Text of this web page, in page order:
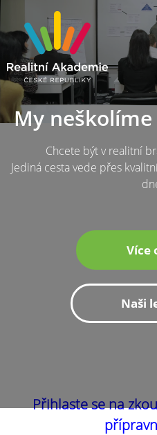
My
Chcete být v realitní
Jediná cesta vede přes
Více
Naši
Přihlaste se na